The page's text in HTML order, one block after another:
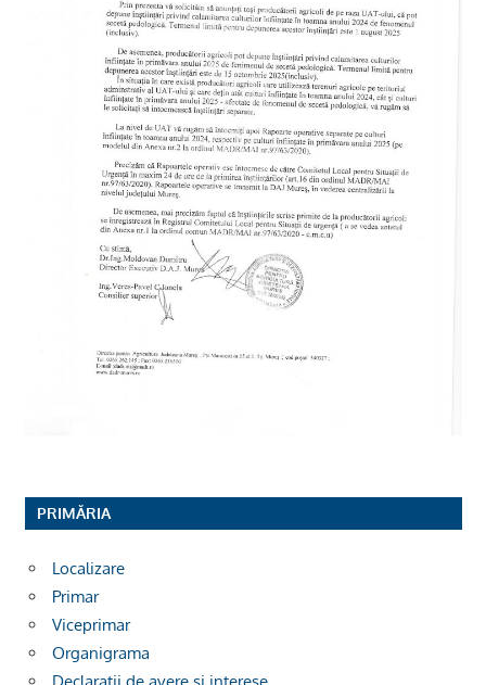
PRIMĂRIA
Localizare
Primar
Viceprimar
Organigrama
Declarații de avere si interese